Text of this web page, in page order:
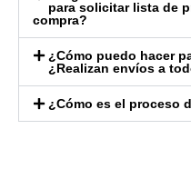
para solicitar lista de
compra?
¿Cómo puedo hacer
¿Realizan envíos a
¿Cómo es el proceso